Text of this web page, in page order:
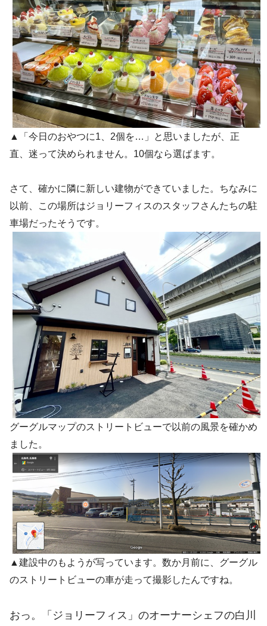
▲「今日のおやつに1、2個を…」と思いましたが、正
直、迷って決められません。10個なら選ばます。
さて、確かに隣に新しい建物ができていました。ちなみに
以前、この場所はジョリーフィスのスタッフさんたちの駐
車場だったそうです。
グーグルマップのストリートビューで以前の風景を確かめ
ました。
▲建設中のもようが写っています。数か月前に、グーグル
のストリートビューの車が走って撮影したんですね。
おっ。「ジョリーフィス」のオーナーシェフの白川